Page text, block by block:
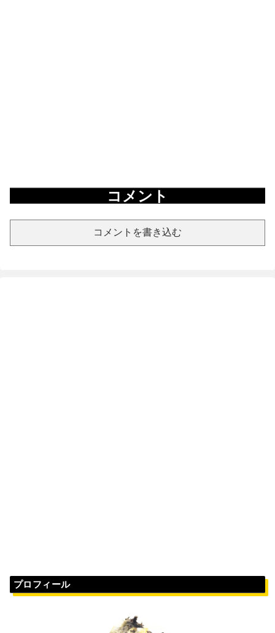
コメント
コメントを書き込む
プロフィール